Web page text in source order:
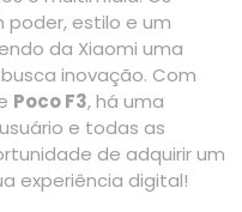
poder, estilo e um
da Xiaomi uma
inovação. Com
Poco F3, há uma
e todas as
de adquirir um
experiência digital!